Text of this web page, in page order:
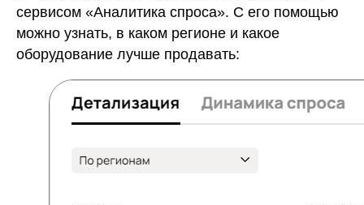
сервисом «Аналитика спроса». С его помощью
можно узнать, в каком регионе и какое
оборудование лучше продавать: